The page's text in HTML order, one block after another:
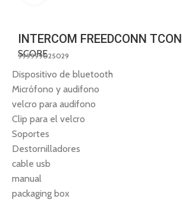
INTERCOM FREEDCONN TCON
SCORE
999999025029
Dispositivo de bluetooth
Micrófono y audifono
velcro para audifono
Clip para el velcro
Soportes
Destornilladores
cable usb
manual
packaging box